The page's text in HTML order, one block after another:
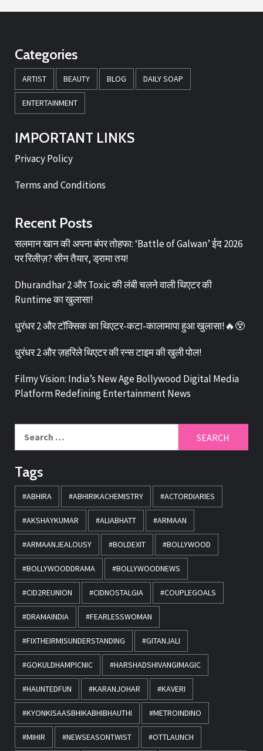
Categories
ARTIST BEAUTY BLOG DAILY SOAP
ENTERTAINMENT
IMPORTANT LINKS
Privacy Policy
Terms and Conditions
Recent Posts
सलमान खान की अपना बंपर तोहफा: ‘Battle of Galwan’ ईद 2026
पर रिलीज़? सीन तैयार, ड्रामा तय!
Dhurandhar 2 और Toxic की लंबी चलने वाली थिएटर की
Runtime का खुलासा!
धुरंधर 2 और टॉक्सिक का थिएटर-कटा-कालामापा हुआ खुलासा!🔥😲
धुरंधर 2 और ज़हरिले थिएटर की रन्स टाइम की खुली पोल!
Filmy Vision: India’s New Age Bollywood Digital Media
Platform Redefining Entertainment News
Tags
#ABHIRA #ABHIRIKACHEMISTRY #ACTORDIARIES
#AKSHAYKUMAR #ALIABHATT #ARMAAN
#ARMAANJEALOUSY #BOLDEXIT #BOLLYWOOD
#BOLLYWOODDRAMA #BOLLYWOODNEWS
#CID2REUNION #CIDNOSTALGIA #COUPLEGOALS
#DRAMAINDIA #FEARLESSWOMAN
#FIXTHEIRMISUNDERSTANDING #GITANJALI
#GOKULDHAMPICNIC #HARSHADSHIVANGIMAGIC
#HAUNTEDFUN #KARANJOHAR #KAVERI
#KYONKISAASBHIKABHIBHAUTHI #METROINDINO
#MIHIR #NEWSEASONTWIST #OTTLAUNCH